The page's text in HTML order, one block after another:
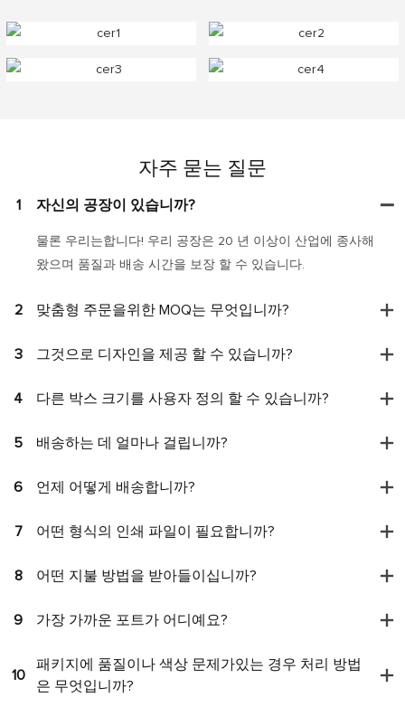
자주 묻는 질문
1 자신의 공장이 있습니까?
물론 우리는합니다! 우리 공장은 20 년 이상이 산업에 종사해
왔으며 품질과 배송 시간을 보장 할 수 있습니다.
2 맞춤형 주문을위한 MOQ는 무엇입니까?
3 그것으로 디자인을 제공 할 수 있습니까?
4 다른 박스 크기를 사용자 정의 할 수 있습니까?
5 배송하는 데 얼마나 걸립니까?
6 언제 어떻게 배송합니까?
7 어떤 형식의 인쇄 파일이 필요합니까?
8 어떤 지불 방법을 받아들이십니까?
9 가장 가까운 포트가 어디예요?
10
패키지에 품질이나 색상 문제가있는 경우 처리 방법
은 무엇입니까?